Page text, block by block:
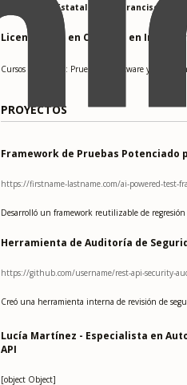
Universidad Estatal de San Francisco
Licenciatura en Ciencias en
Cursos relevantes: Pruebas de software y
PROYECTOS
Framework de Pruebas Potenciado
https://firstname-lastname.com/ai-powered-test-
Desarrolló un framework reutilizable de
Herramienta de Auditoría de
https://github.com/username/rest-api-security-
Creó una herramienta interna de revisión de
Lucía Martínez - Especialista en
API
[object Object]